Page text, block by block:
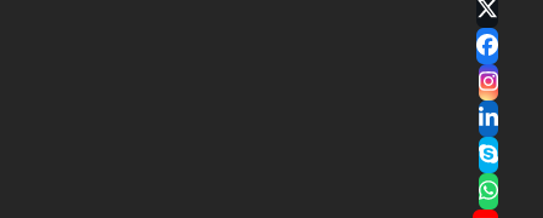
Twitter
(deprecated)
Facebook
Instagram
LinkedIn
Skype
Whatsapp